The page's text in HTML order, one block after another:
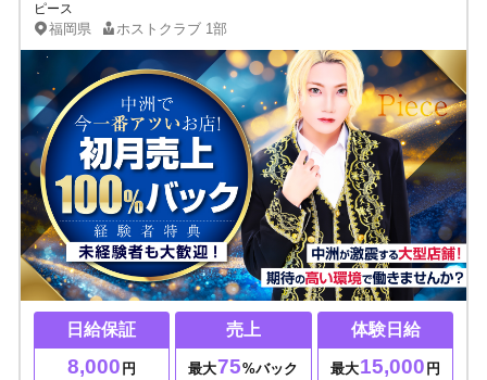
ピース
福岡県 ホストクラブ 1部
日給保証
8,000 円
売上
最大75%バック
体験日給
最大15,000 円